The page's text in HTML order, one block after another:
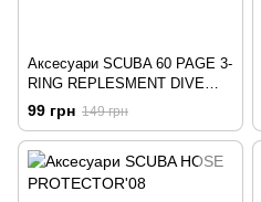
Аксесуари SCUBA 60 PAGE 3-
RING REPLESMENT DIVE
LOGS ONLY'09
99 грн 149 грн